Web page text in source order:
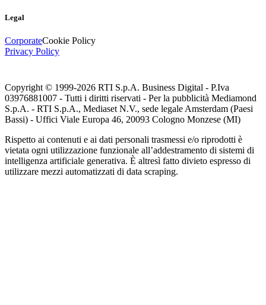
Legal
CorporateCookie Policy
Privacy Policy
Copyright © 1999-2026 RTI S.p.A. Business Digital - P.Iva
03976881007 - Tutti i diritti riservati - Per la pubblicità Mediamond
S.p.A. - RTI S.p.A., Mediaset N.V., sede legale Amsterdam (Paesi
Bassi) - Uffici Viale Europa 46, 20093 Cologno Monzese (MI)
Rispetto ai contenuti e ai dati personali trasmessi e/o riprodotti è
vietata ogni utilizzazione funzionale all’addestramento di sistemi di
intelligenza artificiale generativa. È altresì fatto divieto espresso di
utilizzare mezzi automatizzati di data scraping.